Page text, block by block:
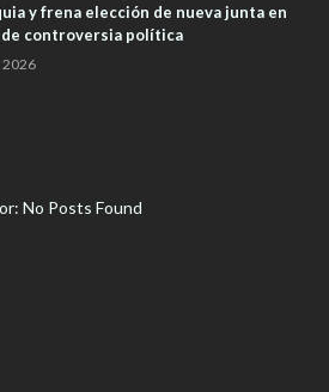
y frena elección de nueva junta en
de controversia política
2026
No Posts Found